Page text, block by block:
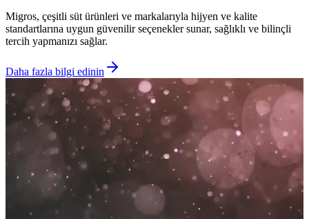
Migros, çeşitli süt ürünleri ve markalarıyla hijyen ve kalite
standartlarına uygun güvenilir seçenekler sunar, sağlıklı ve bilinçli
tercih yapmanızı sağlar.
Daha fazla bilgi edinin